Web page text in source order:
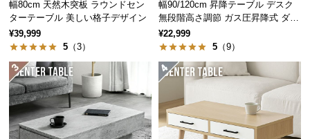
中
型
商
品
の
配
送
に
つ
幅80cm 天然木突板 ラウンドセン
ターテーブル 美しい格子デザイン
¥39,999
5 （3）
幅90/120cm 昇降テーブル デスク
無段階高さ調節 ガス圧昇降式 ダイ
ニング 高さ55~70cm
¥22,999
5 （9）